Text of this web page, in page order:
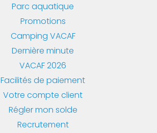
Parc aquatique
Promotions
Camping VACAF
Dernière minute
VACAF 2026
Facilités de paiement
Votre compte client
Régler mon solde
Recrutement